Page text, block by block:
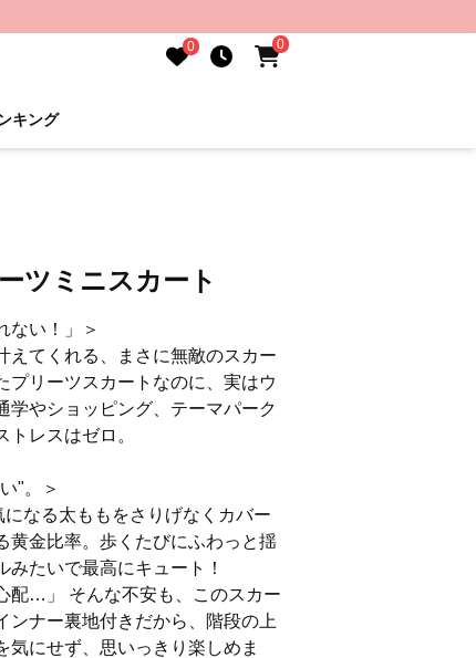
0 0
キング
ツミニスカート
ない！」＞
えてくれる、まさに無敵のスカー
プリーツスカートなのに、実はウ
学やショッピング、テーマパーク
レスはゼロ。
"。＞
なる太ももをさりげなくカバー
黄金比率。歩くたびにふわっと揺
たいで最高にキュート！
配…」 そんな不安も、このスカー
ンナー裏地付きだから、階段の上
気にせず、思いっきり楽しめま